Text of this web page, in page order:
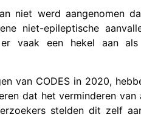
niet werd aangenomen
niet-epileptische
er vaak een hekel aan
van CODES in 2020,
dat het verminderen
stelden dit zelf